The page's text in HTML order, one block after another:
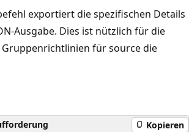
exportiert die spezifischen Details
Ausgabe. Dies ist nützlich für die
für source die
Kopieren